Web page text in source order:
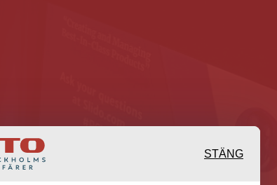
STÄNG